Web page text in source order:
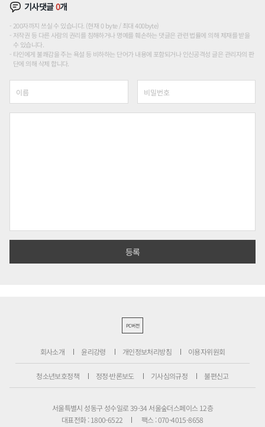
기사댓글0개
200자까지 쓰실 수 있습니다. (현재 0 byte / 최대 400byte)
저작권 등 다른 사람의 권리를 침해하거나 명예를 훼손하는 댓글은 관련 법률에 의해 제재를 받을
수 있습니다.
타인에게 불쾌감을 주는 욕설 등 비하하는 단어가 내용에 포함되거나 인신공격성 글은 관리자의 판
단에 의해 삭제 합니다.
PC버전
회사소개 윤리강령 개인정보처리방침 이용자위원회
청소년보호정책 정정·반론보도 기사심의규정 불편신고
서울특별시 성동구 성수일로 39-34 서울숲더스페이스 12층
대표전화 : 1800-6522
팩스 : 070-4015-8658